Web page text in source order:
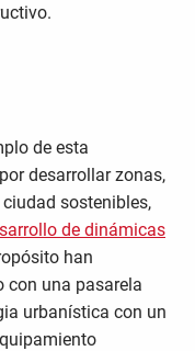
de esta
desarrollar zonas,
sostenibles,
de dinámicas
han
con una pasarela
urbanística con un